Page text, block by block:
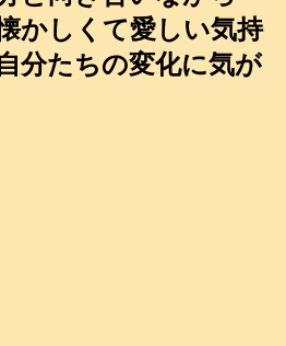
かしくて愛しい気持
分たちの変化に気が